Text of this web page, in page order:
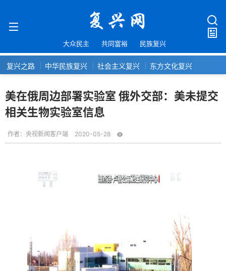
大众民主 共同富裕 民族复兴
复兴之路 中华民族复兴 社会主义复兴 东方文化复兴
美在俄周边部署实验室 俄外交部：美未提交
相关生物实验室信息
作者： 央视新闻客户端 2020-05-28